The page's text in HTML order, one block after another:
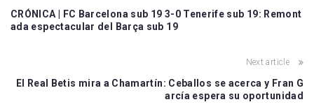
CRÓNICA | FC Barcelona sub 19 3-0 Tenerife sub 19: Remont
ada espectacular del Barça sub 19
Next article
El Real Betis mira a Chamartín: Ceballos se acerca y Fran G
arcía espera su oportunidad